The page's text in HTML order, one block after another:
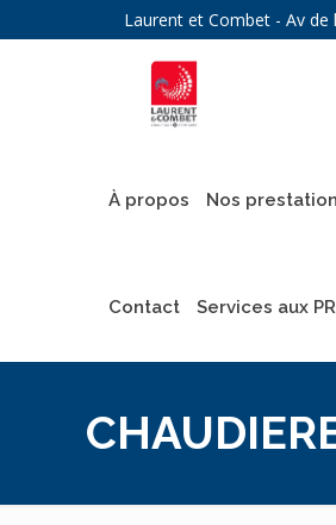
Laurent et Combet - Av de
À propos Nos
Contact Services aux